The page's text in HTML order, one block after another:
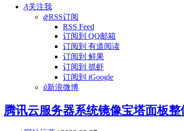
Ą关注我
ǣRSS订阅
RSS Feed
订阅到 QQ邮箱
订阅到 有道阅读
订阅到 鲜果
订阅到 抓虾
订阅到 iGoogle
ǔ新浪微博
腾讯云服务器系统镜像宝塔面板